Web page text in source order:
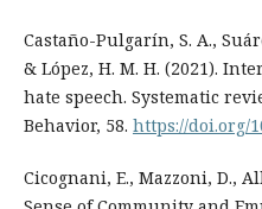
Castaño-Pulgarín, S. A.,
& López, H. M. H. (2021).
hate speech. Systematic
Behavior, 58. https://doi.org/
Cicognani, E., Mazzoni, D.,